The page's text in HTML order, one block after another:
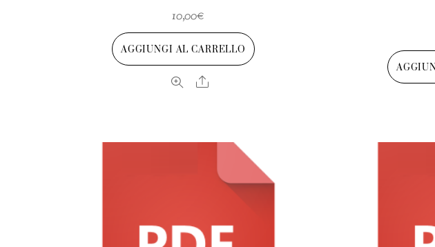
10,00€
AGGIUNGI AL CARRELLO
Share